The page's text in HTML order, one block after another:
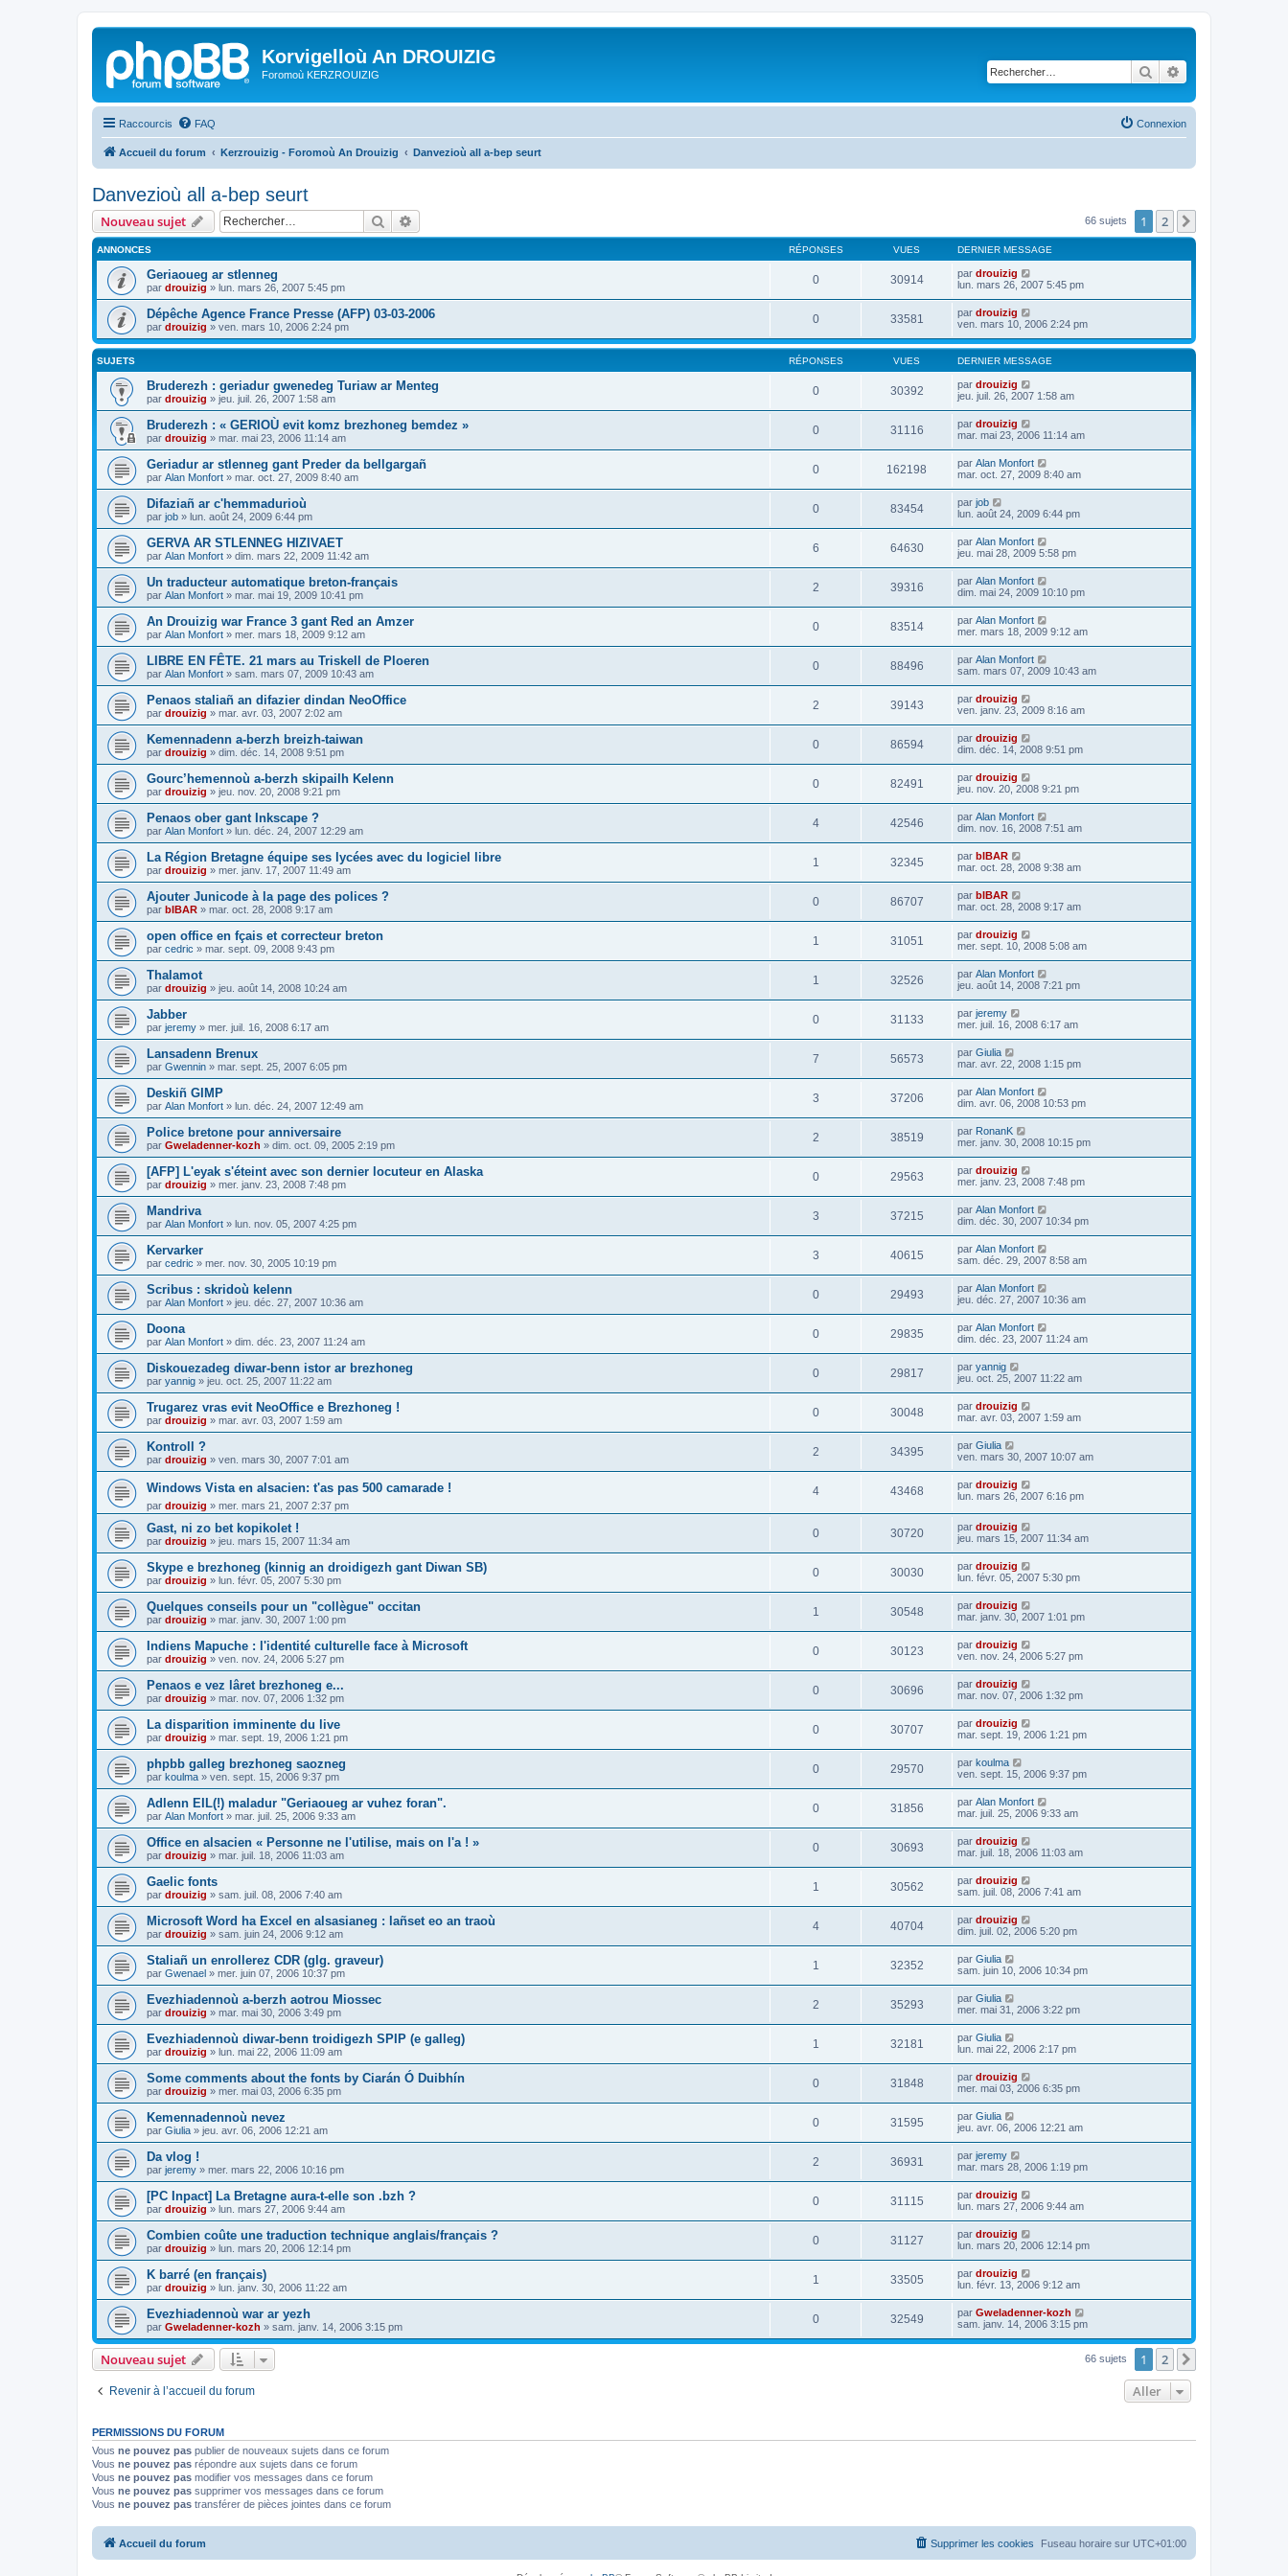
Korvigelloù An DROUIZIG
Foromoù KERZROUIZIG Rechercher
Raccourcis FAQ Connexion
Accueil du forum Kerzrouizig - Foromoù An Drouizig Danvezioù all a-bep seurt
Danvezioù all a-bep seurt
Nouveau sujet Rechercher 66 sujets 1 2
ANNONCES RÉPONSES VUES DERNIER MESSAGE
Geriaoueg ar stlenneg
par drouizig » lun. mars 26, 2007 5:45 pm
0 30914 par drouizig
lun. mars 26, 2007 5:45 pm
Dépêche Agence France Presse (AFP) 03-03-2006
par drouizig » ven. mars 10, 2006 2:24 pm
0 33581 par drouizig
ven. mars 10, 2006 2:24 pm
SUJETS RÉPONSES VUES DERNIER MESSAGE
Bruderezh : geriadur gwenedeg Turiaw ar Menteg
par drouizig » jeu. juil. 26, 2007 1:58 am
0 30392 par drouizig
jeu. juil. 26, 2007 1:58 am
Bruderezh : « GERIOÙ evit komz brezhoneg bemdez »
par drouizig » mar. mai 23, 2006 11:14 am
0 31116 par drouizig
mar. mai 23, 2006 11:14 am
Geriadur ar stlenneg gant Preder da bellgargañ
par Alan Monfort » mar. oct. 27, 2009 8:40 am
0 162198 par Alan Monfort
mar. oct. 27, 2009 8:40 am
Difaziañ ar c'hemmadurioù
par job » lun. août 24, 2009 6:44 pm
0 83454 par job
lun. août 24, 2009 6:44 pm
GERVA AR STLENNEG HIZIVAET
par Alan Monfort » dim. mars 22, 2009 11:42 am
6 64630 par Alan Monfort
jeu. mai 28, 2009 5:58 pm
Un traducteur automatique breton-français
par Alan Monfort » mar. mai 19, 2009 10:41 pm
2 39316 par Alan Monfort
dim. mai 24, 2009 10:10 pm
An Drouizig war France 3 gant Red an Amzer
par Alan Monfort » mer. mars 18, 2009 9:12 am
0 83514 par Alan Monfort
mer. mars 18, 2009 9:12 am
LIBRE EN FÊTE. 21 mars au Triskell de Ploeren
par Alan Monfort » sam. mars 07, 2009 10:43 am
0 88496 par Alan Monfort
sam. mars 07, 2009 10:43 am
Penaos staliañ an difazier dindan NeoOffice
par drouizig » mar. avr. 03, 2007 2:02 am
2 39143 par drouizig
ven. janv. 23, 2009 8:16 am
Kemennadenn a-berzh breizh-taiwan
par drouizig » dim. déc. 14, 2008 9:51 pm
0 86594 par drouizig
dim. déc. 14, 2008 9:51 pm
Gourc’hemennoù a-berzh skipailh Kelenn
par drouizig » jeu. nov. 20, 2008 9:21 pm
0 82491 par drouizig
jeu. nov. 20, 2008 9:21 pm
Penaos ober gant Inkscape ?
par Alan Monfort » lun. déc. 24, 2007 12:29 am
4 42546 par Alan Monfort
dim. nov. 16, 2008 7:51 am
La Région Bretagne équipe ses lycées avec du logiciel libre
par drouizig » mer. janv. 17, 2007 11:49 am
1 32345 par bIBAR
mar. oct. 28, 2008 9:38 am
Ajouter Junicode à la page des polices ?
par bIBAR » mar. oct. 28, 2008 9:17 am
0 86707 par bIBAR
mar. oct. 28, 2008 9:17 am
open office en fçais et correcteur breton
par cedric » mar. sept. 09, 2008 9:43 pm
1 31051 par drouizig
mer. sept. 10, 2008 5:08 am
Thalamot
par drouizig » jeu. août 14, 2008 10:24 am
1 32526 par Alan Monfort
jeu. août 14, 2008 7:21 pm
Jabber
par jeremy » mer. juil. 16, 2008 6:17 am
0 31133 par jeremy
mer. juil. 16, 2008 6:17 am
Lansadenn Brenux
par Gwennin » mar. sept. 25, 2007 6:05 pm
7 56573 par Giulia
mar. avr. 22, 2008 1:15 pm
Deskiñ GIMP
par Alan Monfort » lun. déc. 24, 2007 12:49 am
3 37206 par Alan Monfort
dim. avr. 06, 2008 10:53 pm
Police bretone pour anniversaire
par Gweladenner-kozh » dim. oct. 09, 2005 2:19 pm
2 38519 par RonanK
mer. janv. 30, 2008 10:15 pm
[AFP] L'eyak s'éteint avec son dernier locuteur en Alaska
par drouizig » mer. janv. 23, 2008 7:48 pm
0 29563 par drouizig
mer. janv. 23, 2008 7:48 pm
Mandriva
par Alan Monfort » lun. nov. 05, 2007 4:25 pm
3 37215 par Alan Monfort
dim. déc. 30, 2007 10:34 pm
Kervarker
par cedric » mer. nov. 30, 2005 10:19 pm
3 40615 par Alan Monfort
sam. déc. 29, 2007 8:58 am
Scribus : skridoù kelenn
par Alan Monfort » jeu. déc. 27, 2007 10:36 am
0 29493 par Alan Monfort
jeu. déc. 27, 2007 10:36 am
Doona
par Alan Monfort » dim. déc. 23, 2007 11:24 am
0 29835 par Alan Monfort
dim. déc. 23, 2007 11:24 am
Diskouezadeg diwar-benn istor ar brezhoneg
par yannig » jeu. oct. 25, 2007 11:22 am
0 29817 par yannig
jeu. oct. 25, 2007 11:22 am
Trugarez vras evit NeoOffice e Brezhoneg !
par drouizig » mar. avr. 03, 2007 1:59 am
0 30048 par drouizig
mar. avr. 03, 2007 1:59 am
Kontroll ?
par drouizig » ven. mars 30, 2007 7:01 am
2 34395 par Giulia
ven. mars 30, 2007 10:07 am
Windows Vista en alsacien: t'as pas 500 camarade !
par drouizig » mer. mars 21, 2007 2:37 pm
4 43468 par drouizig
lun. mars 26, 2007 6:16 pm
Gast, ni zo bet kopikolet !
par drouizig » jeu. mars 15, 2007 11:34 am
0 30720 par drouizig
jeu. mars 15, 2007 11:34 am
Skype e brezhoneg (kinnig an droidigezh gant Diwan SB)
par drouizig » lun. févr. 05, 2007 5:30 pm
0 30030 par drouizig
lun. févr. 05, 2007 5:30 pm
Quelques conseils pour un "collègue" occitan
par drouizig » mar. janv. 30, 2007 1:00 pm
1 30548 par drouizig
mar. janv. 30, 2007 1:01 pm
Indiens Mapuche : l'identité culturelle face à Microsoft
par drouizig » ven. nov. 24, 2006 5:27 pm
0 30123 par drouizig
ven. nov. 24, 2006 5:27 pm
Penaos e vez lâret brezhoneg e...
par drouizig » mar. nov. 07, 2006 1:32 pm
0 30696 par drouizig
mar. nov. 07, 2006 1:32 pm
La disparition imminente du live
par drouizig » mar. sept. 19, 2006 1:21 pm
0 30707 par drouizig
mar. sept. 19, 2006 1:21 pm
phpbb galleg brezhoneg saozneg
par koulma » ven. sept. 15, 2006 9:37 pm
0 29570 par koulma
ven. sept. 15, 2006 9:37 pm
Adlenn EIL(!) maladur "Geriaoueg ar vuhez foran".
par Alan Monfort » mar. juil. 25, 2006 9:33 am
0 31856 par Alan Monfort
mar. juil. 25, 2006 9:33 am
Office en alsacien « Personne ne l'utilise, mais on l'a ! »
par drouizig » mar. juil. 18, 2006 11:03 am
0 30693 par drouizig
mar. juil. 18, 2006 11:03 am
Gaelic fonts
par drouizig » sam. juil. 08, 2006 7:40 am
1 30562 par drouizig
sam. juil. 08, 2006 7:41 am
Microsoft Word ha Excel en alsasianeg : lañset eo an traoù
par drouizig » sam. juin 24, 2006 9:12 am
4 40704 par drouizig
dim. juil. 02, 2006 5:20 pm
Staliañ un enrollerez CDR (glg. graveur)
par Gwenael » mer. juin 07, 2006 10:37 pm
1 32352 par Giulia
sam. juin 10, 2006 10:34 pm
Evezhiadennoù a-berzh aotrou Miossec
par drouizig » mar. mai 30, 2006 3:49 pm
2 35293 par Giulia
mer. mai 31, 2006 3:22 pm
Evezhiadennoù diwar-benn troidigezh SPIP (e galleg)
par drouizig » lun. mai 22, 2006 11:09 am
1 32181 par Giulia
lun. mai 22, 2006 2:17 pm
Some comments about the fonts by Ciarán Ó Duibhín
par drouizig » mer. mai 03, 2006 6:35 pm
0 31848 par drouizig
mer. mai 03, 2006 6:35 pm
Kemennadennoù nevez
par Giulia » jeu. avr. 06, 2006 12:21 am
0 31595 par Giulia
jeu. avr. 06, 2006 12:21 am
Da vlog !
par jeremy » mer. mars 22, 2006 10:16 pm
2 36931 par jeremy
mar. mars 28, 2006 1:19 pm
[PC Inpact] La Bretagne aura-t-elle son .bzh ?
par drouizig » lun. mars 27, 2006 9:44 am
0 31115 par drouizig
lun. mars 27, 2006 9:44 am
Combien coûte une traduction technique anglais/français ?
par drouizig » lun. mars 20, 2006 12:14 pm
0 31127 par drouizig
lun. mars 20, 2006 12:14 pm
K barré (en français)
par drouizig » lun. janv. 30, 2006 11:22 am
1 33505 par drouizig
lun. févr. 13, 2006 9:12 am
Evezhiadennoù war ar yezh
par Gweladenner-kozh » sam. janv. 14, 2006 3:15 pm
0 32549 par Gweladenner-kozh
sam. janv. 14, 2006 3:15 pm
Nouveau sujet 66 sujets 1 2
Revenir à l’accueil du forum Aller
PERMISSIONS DU FORUM
Vous ne pouvez pas publier de nouveaux sujets dans ce forum
Vous ne pouvez pas répondre aux sujets dans ce forum
Vous ne pouvez pas modifier vos messages dans ce forum
Vous ne pouvez pas supprimer vos messages dans ce forum
Vous ne pouvez pas transférer de pièces jointes dans ce forum
Accueil du forum Fuseau horaire sur UTC+01:00
Supprimer les cookies